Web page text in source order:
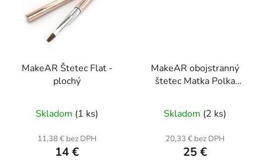
MakeAR Štetec Flat -
plochý
Skladom (1 ks)
11,38 € bez DPH
14 €
MakeAR obojstranný
štetec Matka Polka
Skladom (2 ks)
20,33 € bez DPH
25 €